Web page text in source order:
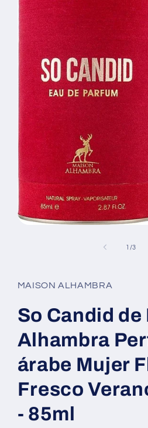
1 /of
3
MAISON ALHAMBRA
So Candid de
Alhambra
árabe Mujer
Fresco
- 85ml